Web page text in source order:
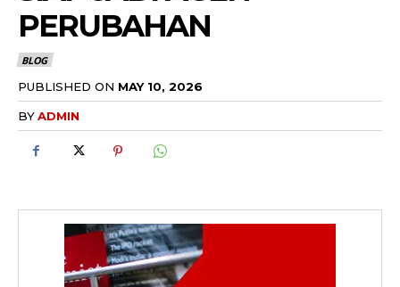
PERUBAHAN
BLOG
PUBLISHED ON MAY 10, 2026
BYADMIN